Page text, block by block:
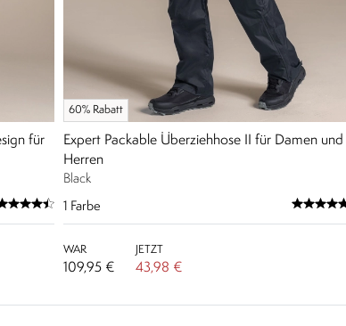
für
60% Rabatt
Expert Packable Überziehhose II für Damen und
Herren
Black
1 Farbe
WAR
109,95 €
JETZT
43,98 €